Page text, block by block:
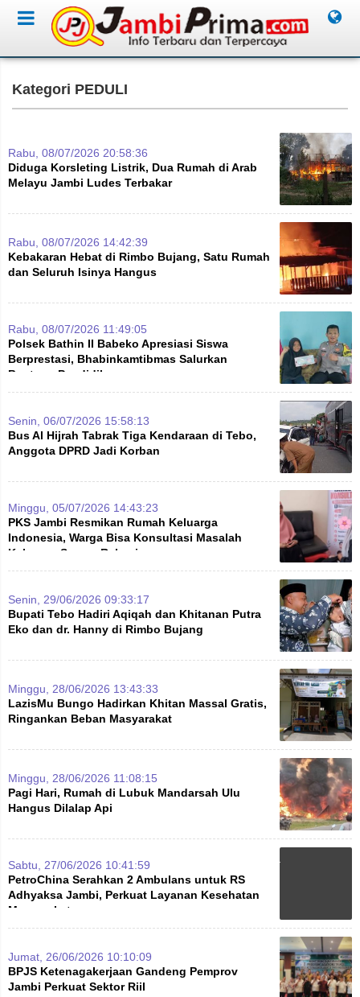
Kategori PEDULI
Rabu, 08/07/2026 20:58:36
Diduga Korsleting Listrik, Dua Rumah di Arab
Melayu Jambi Ludes Terbakar
Rabu, 08/07/2026 14:42:39
Kebakaran Hebat di Rimbo Bujang, Satu Rumah
dan Seluruh Isinya Hangus
Rabu, 08/07/2026 11:49:05
Polsek Bathin II Babeko Apresiasi Siswa
Berprestasi, Bhabinkamtibmas Salurkan
Bantuan Pendidikan
Senin, 06/07/2026 15:58:13
Bus Al Hijrah Tabrak Tiga Kendaraan di Tebo,
Anggota DPRD Jadi Korban
Minggu, 05/07/2026 14:43:23
PKS Jambi Resmikan Rumah Keluarga
Indonesia, Warga Bisa Konsultasi Masalah
Keluarga Secara Rahasia
Senin, 29/06/2026 09:33:17
Bupati Tebo Hadiri Aqiqah dan Khitanan Putra
Eko dan dr. Hanny di Rimbo Bujang
Minggu, 28/06/2026 13:43:33
LazisMu Bungo Hadirkan Khitan Massal Gratis,
Ringankan Beban Masyarakat
Minggu, 28/06/2026 11:08:15
Pagi Hari, Rumah di Lubuk Mandarsah Ulu
Hangus Dilalap Api
Sabtu, 27/06/2026 10:41:59
PetroChina Serahkan 2 Ambulans untuk RS
Adhyaksa Jambi, Perkuat Layanan Kesehatan
Masyarakat
Jumat, 26/06/2026 10:10:09
BPJS Ketenagakerjaan Gandeng Pemprov
Jambi Perkuat Sektor Riil